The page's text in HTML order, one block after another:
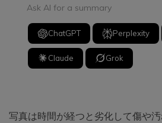
Ask AI for a summary
ChatGPT Perplexity
Claude Grok
写真は時間が経つと劣化して傷や